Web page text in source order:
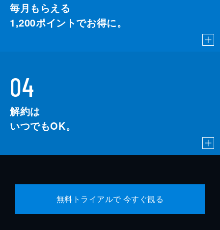
毎月もらえる
1,200ポイントでお得に。
04
解約は
いつでもOK。
無料トライアルで 今すぐ観る